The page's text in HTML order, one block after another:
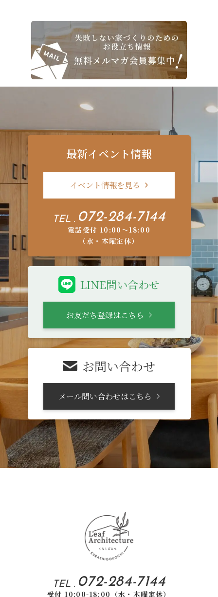
最新イベント情報
イベント情報を見る
TEL . 072-284-7144
電話受付 10:00〜18:00
（水・木曜定休）
LINE問い合わせ
お友だち登録はこちら
お問い合わせ
メール問い合わせはこちら
TEL . 072-284-7144
受付 10:00-18:00（水・木曜定休）